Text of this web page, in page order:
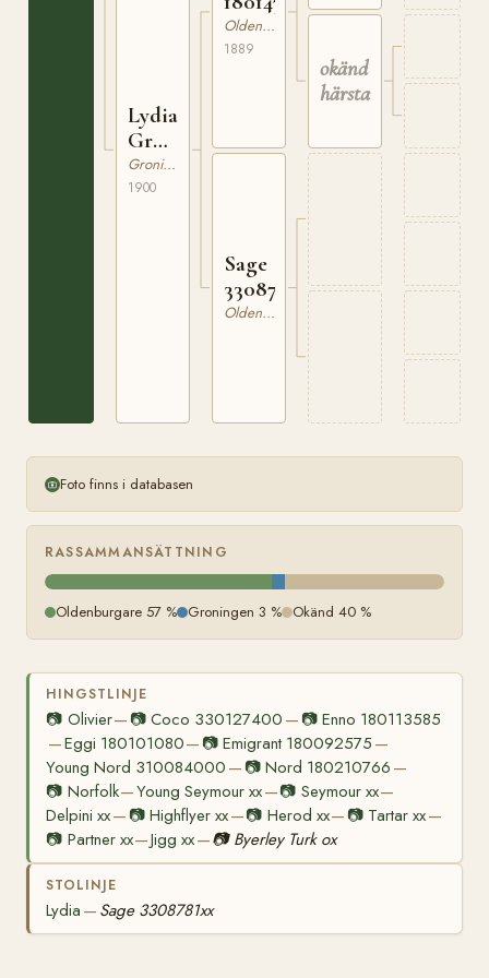
Lydia
GrPS
1602A
Groningen
1900
Oldenburgare
1889
Sage
3308781xx
Oldenburgare
okänd
härstamning
Foto finns i databasen
RASSAMMANSÄTTNING
Oldenburgare 57 % Groningen 3 % Okänd 40 %
HINGSTLINJE
📷 Olivier— 📷Coco 330127400 — 📷 Enno 180113585
—Eggi 180101080— 📷Emigrant 180092575 —
Young Nord 310084000 — 📷Nord 180210766 —
📷 Norfolk—Young Seymour xx—📷 Seymour xx—
Delpini xx— 📷Highflyer xx—📷 Herod xx— 📷 Tartar xx—
📷 Partner xx—Jigg xx—📷 Byerley Turk ox
STOLINJE
Lydia — Sage 3308781xx